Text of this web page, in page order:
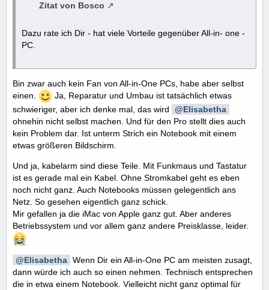
Zitat von Bosco
Dazu rate ich Dir - hat viele Vorteile gegenüber All-in- one -
PC.
Bin zwar auch kein Fan von All-in-One PCs, habe aber selbst
einen.
Ja, Reparatur und Umbau ist tatsächlich etwas
schwieriger, aber ich denke mal, das wird
Elisabetha
ohnehin nicht selbst machen. Und für den Pro stellt dies auch
kein Problem dar. Ist unterm Strich ein Notebook mit einem
etwas größeren Bildschirm.
Und ja, kabelarm sind diese Teile. Mit Funkmaus und Tastatur
ist es gerade mal ein Kabel. Ohne Stromkabel geht es eben
noch nicht ganz. Auch Notebooks müssen gelegentlich ans
Netz. So gesehen eigentlich ganz schick.
Mir gefallen ja die iMac von Apple ganz gut. Aber anderes
Betriebssystem und vor allem ganz andere Preisklasse, leider.
Elisabetha Wenn Dir ein All-in-One PC am meisten zusagt,
dann würde ich auch so einen nehmen. Technisch entsprechen
die in etwa einem Notebook. Vielleicht nicht ganz optimal für